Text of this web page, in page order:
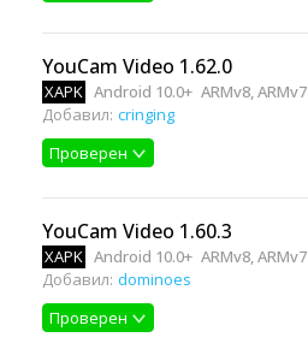
YouCam Video 1.62.0
XAPK Android 10.0+ ARMv8, ARMv7
Добавил: cringing
Проверен
YouCam Video 1.60.3
XAPK Android 10.0+ ARMv8, ARMv7
Добавил: dominoes
Проверен